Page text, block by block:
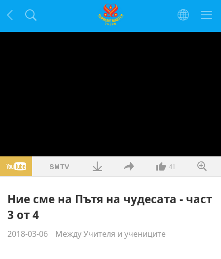
41
Ние сме на Пътя на чудесата - част
3 от 4
2018-03-06 Между Учителя и учениците